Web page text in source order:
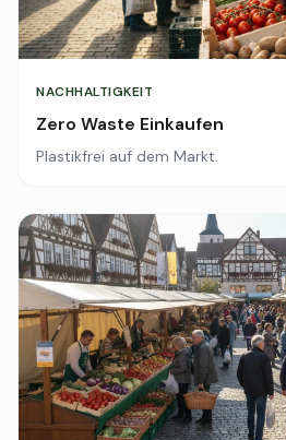
NACHHALTIGKEIT
Zero Waste Einkaufen
Plastikfrei auf dem Markt.